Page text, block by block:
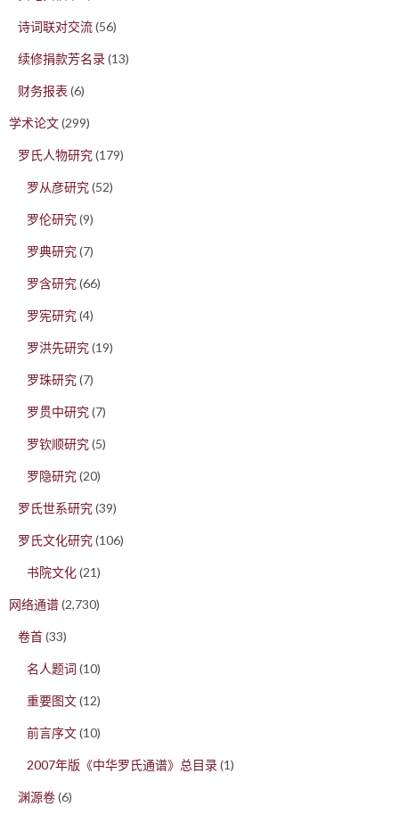
诗词联对交流(56)
续修捐款芳名录(13)
财务报表 (6)
学术论文(299)
罗氏人物研究(179)
罗从彦研究(52)
罗伦研究(9)
罗典研究(7)
罗含研究(66)
罗宪研究(4)
罗洪先研究(19)
罗珠研究(7)
罗贯中研究(7)
罗钦顺研究(5)
罗隐研究(20)
罗氏世系研究(39)
罗氏文化研究(106)
书院文化(21)
网络通谱(2,730)
卷首(33)
名人题词 (10)
重要图文(12)
前言序文(10)
2007年版《中华罗氏通谱》总目录(1)
渊源卷(6)